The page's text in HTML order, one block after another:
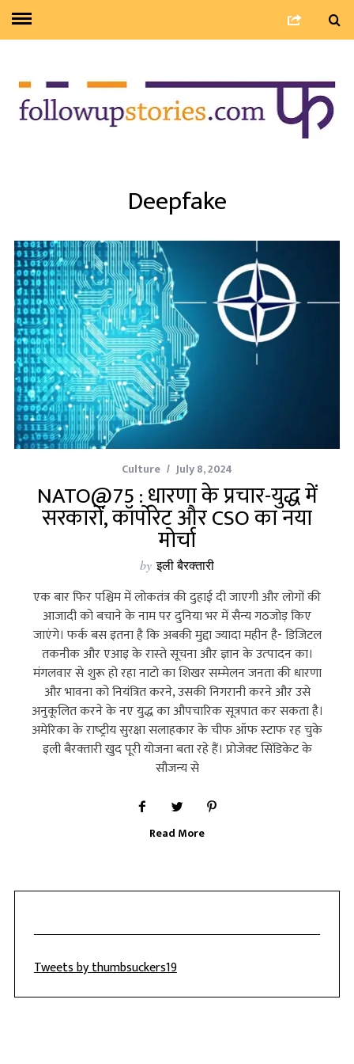
Deepfake
Culture July 8, 2024
NATO@75 : धारणा के प्रचार-युद्ध में
सरकारों, कॉर्पोरेट और CSO का नया
मोर्चा
by इली बैरक्‍तारी
एक बार फिर पश्चिम में लोकतंत्र की दुहाई दी जाएगी और लोगों की
आजादी को बचाने के नाम पर दुनिया भर में सैन्‍य गठजोड़ किए
जाएंगे। फर्क बस इतना है कि अबकी मुद्दा ज्‍यादा महीन है- डिजिटल
तकनीक और एआइ के रास्‍ते सूचना और ज्ञान के उत्‍पादन का।
मंगलवार से शुरू हो रहा नाटो का शिखर सम्‍मेलन जनता की धारणा
और भावना को नियंत्रित करने, उसकी निगरानी करने और उसे
अनुकूलित करने के नए युद्ध का औपचारिक सूत्रपात कर सकता है।
अमेरिका के राष्‍ट्रीय सुरक्षा सलाहकार के चीफ ऑफ स्‍टाफ रह चुके
इली बैरक्‍तारी खुद पूरी योजना बता रहे हैं। प्रोजेक्‍ट सिंडिकेट के
सौजन्‍य से
Read More
Tweets by thumbsuckers19